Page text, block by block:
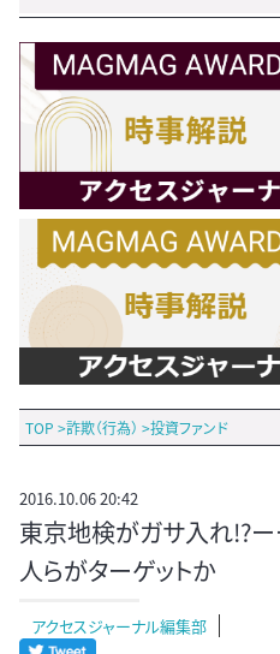
TOP >詐欺（行為） >投資ファンド
2016.10.06 20:42
東京地検がガサ入れ!?
人らがターゲットか
アクセスジャーナル編集部